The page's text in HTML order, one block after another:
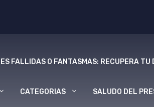
FALLIDAS O FANTASMAS: RECUPERA TU
CATEGORIAS SALUDO DEL